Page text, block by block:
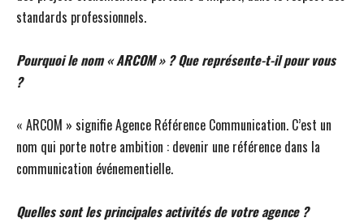
standards professionnels.
Pourquoi le nom « ARCOM » ? Que représente-t-il pour vous
?
« ARCOM » signifie Agence Référence Communication. C’est un
nom qui porte notre ambition : devenir une référence dans la
communication événementielle.
Quelles sont les principales activités de votre agence ?